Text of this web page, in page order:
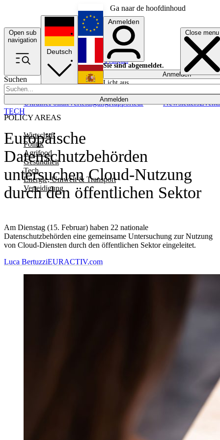
Ga naar de hoofdinhoud
Open sub
navigation
Close menu
Suchen
Anmelden
POLICY AREAS
Wirtschaft
Politik
Agrifood
Gesundheit
Tech
Energie, Umwelt & Transport
Verteidigung
UkrainePolitikVerteidigungRapporteur NewslettersEvents
Deutsch
English
Français
Anmelden
Sie sind abgemeldet.
Anmelden
Licht aus
Europäische
Datenschutzbehörden
untersuchen Cloud-Nutzung
durch den öffentlichen Sektor
Am Dienstag (15. Februar) haben 22 nationale
Datenschutzbehörden eine gemeinsame Untersuchung zur Nutzung
von Cloud-Diensten durch den öffentlichen Sektor eingeleitet.
TECH
Luca BertuzziEURACTIV.com